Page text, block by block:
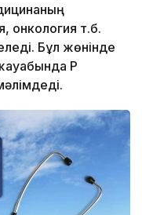
онкология т.б.
Бұл жөнінде
ҚР